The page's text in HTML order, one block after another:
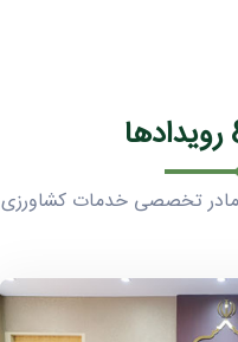
رویدادها
مادر تخصصی خدمات کشاورزی